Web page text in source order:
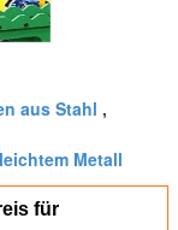
aus Stahl ,
Metall
für